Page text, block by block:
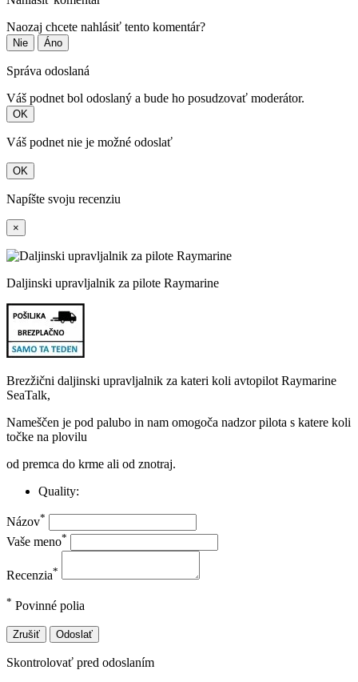
Naozaj chcete nahlásiť tento komentár?
Nie Áno
Správa odoslaná
Váš podnet bol odoslaný a bude ho posudzovať moderátor.
OK
Váš podnet nie je možné odoslať
OK
Napíšte svoju recenziu
×
Daljinski upravljalnik za pilote Raymarine
Brezžični daljinski upravljalnik za kateri koli avtopilot Raymarine
SeaTalk,
Nameščen je pod palubo in nam omogoča nadzor pilota s katere koli
točke na plovilu
od premca do krme ali od znotraj.
Quality:
Názov*
Vaše meno*
Recenzia*
* Povinné polia
Zrušiť Odoslať
Skontrolovať pred odoslaním